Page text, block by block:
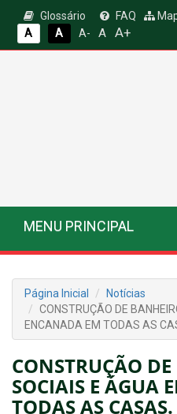
Glossário FAQ
A
A A- A A+
MENU PRINCIPAL
Página Inicial
Notícias
CONSTRUÇÃO DE
ENCANADA EM TODAS AS
CONSTRUÇÃO
SOCIAIS E ÁGUA
TODAS AS CASAS.